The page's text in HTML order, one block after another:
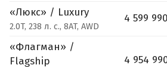
«Люкс» / Luxury
2.0T, 238 л. с., 8AT, AWD
4 599
«Флагман» /
Flagship
4 954